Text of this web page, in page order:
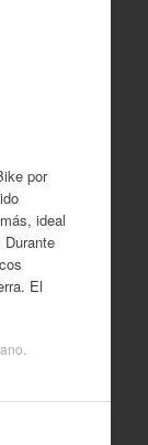
por
ideal
El